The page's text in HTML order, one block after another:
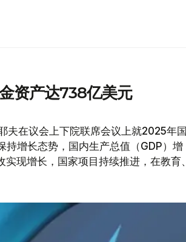
资产达738亿美元
夫在议会上下院联席会议上就2025年国
增长态势，国内生产总值（GDP）增
现增长，国家项目持续推进，在教育、